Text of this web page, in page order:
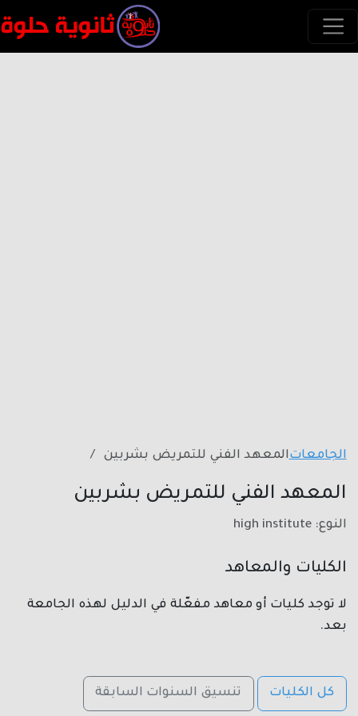
الجامعاتالمعهد الفني للتمريض بشربين
المعهد الفني للتمريض بشربين
النوع: high institute
الكليات والمعاهد
لا توجد كليات أو معاهد مفعّلة في الدليل لهذه الجامعة
بعد.
كل الكليات تنسيق السنوات السابقة